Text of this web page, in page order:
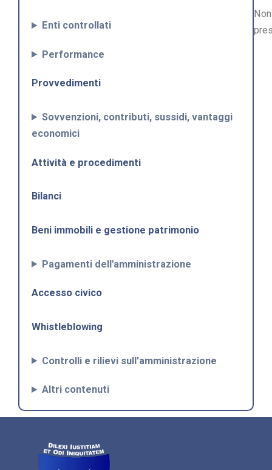
Enti controllati
Performance
Provvedimenti
Sovvenzioni, contributi, sussidi, vantaggi
economici
Attività e procedimenti
Bilanci
Beni immobili e gestione patrimonio
Pagamenti dell'amministrazione
Accesso civico
Whistleblowing
Controlli e rilievi sull’amministrazione
Altri contenuti
Non